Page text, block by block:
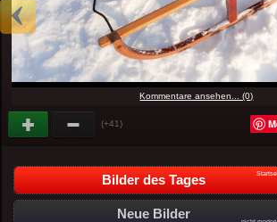
Kommentare ansehen... (0)
(+41)
Bilder des Tages
Neue Bilder